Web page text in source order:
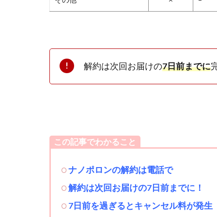
解約は次回お届けの7日前までに
この記事でわかること
ナノポロンの解約は電話で
解約は次回お届けの7日前までに！
7日前を過ぎるとキャンセル料が発生